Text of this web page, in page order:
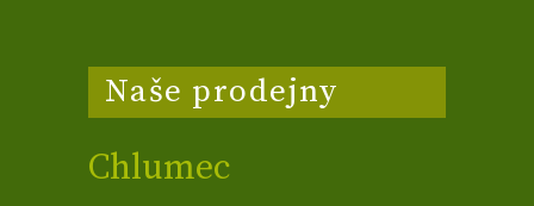
Naše prodejny
Chlumec